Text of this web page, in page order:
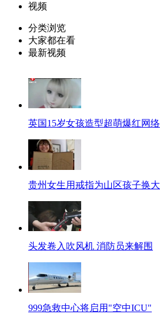
视频
分类浏览
大家都在看
最新视频
英国15岁女孩造型超萌爆红网络
贵州女生用戒指为山区孩子换
头发卷入吹风机 消防员来解围
999急救中心将启用"空中ICU"